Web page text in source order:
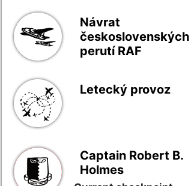
Návrat
československých
perutí RAF
Letecký provoz
Captain Robert B.
Holmes